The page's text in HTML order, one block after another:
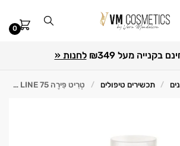
0
בקנייה מעל ₪349 לחנות «
/ תכשירים טיפולים / טְרִיט פִּירֶה FAST ACTIONE LINE 75 מ"ל Magiray מאג'יריי